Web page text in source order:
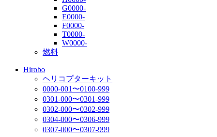
G0000-
E0000-
F0000-
T0000-
W0000-
燃料
Hirobo
ヘリコプターキット
0000-001〜0100-999
0301-000〜0301-999
0302-000〜0302-999
0304-000〜0306-999
0307-000〜0307-999